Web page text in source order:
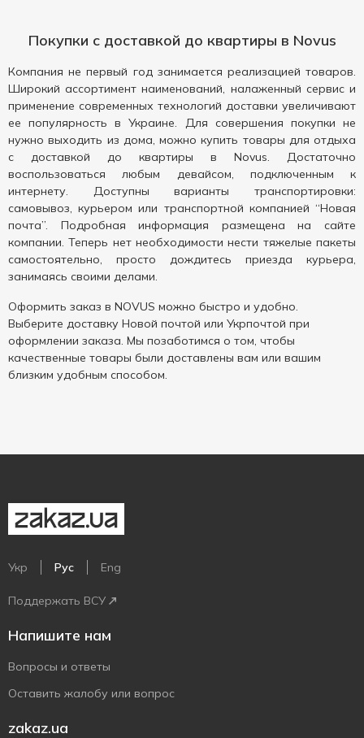
Покупки с доставкой до квартиры в Novus
Компания не первый год занимается реализацией товаров.
Широкий ассортимент наименований, налаженный сервис и
применение современных технологий доставки увеличивают
ее популярность в Украине. Для совершения покупки не
нужно выходить из дома, можно купить товары для отдыха
с доставкой до квартиры в Novus. Достаточно
воспользоваться любым девайсом, подключенным к
интернету. Доступны варианты транспортировки:
самовывоз, курьером или транспортной компанией “Новая
почта”. Подробная информация размещена на сайте
компании. Теперь нет необходимости нести тяжелые пакеты
самостоятельно, просто дождитесь приезда курьера,
занимаясь своими делами.
Оформить заказ в NOVUS можно быстро и удобно.
Выберите доставку Новой почтой или Укрпочтой при
оформлении заказа. Мы позаботимся о том, чтобы
качественные товары были доставлены вам или вашим
близким удобным способом.
Укр Рус Eng
Поддержать ВСУ
Напишите нам
Вопросы и ответы
Оставить жалобу или вопрос
zakaz.ua